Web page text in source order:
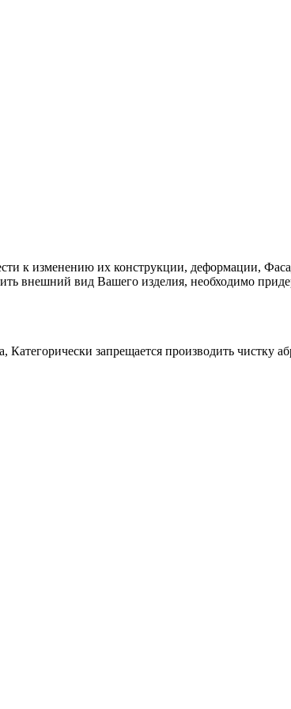
к изменению их конструкции, деформации,
внешний вид Вашего изделия, необходимо
Категорически запрещается производить